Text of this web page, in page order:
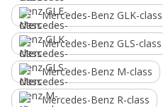
Mercedes-Benz GLK-class
Mercedes-Benz GLS-class
Mercedes-Benz M-class
Mercedes-Benz R-class